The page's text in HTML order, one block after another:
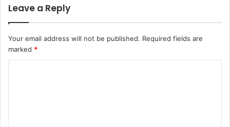
Leave a Reply
Your email address will not be published. Required fields are
marked *